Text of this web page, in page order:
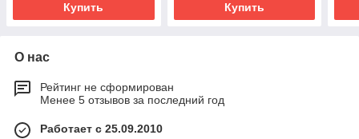
Купить Купить
О нас
Рейтинг не сформирован
Менее 5 отзывов за последний год
Работает с 25.09.2010